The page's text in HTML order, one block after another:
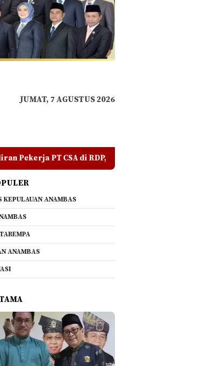
JUMAT, 7 AGUSTUS 2026
Jangan Ada yang Mengadu Domba
KEPULAUAN ANAMBAS
ANAMBAS